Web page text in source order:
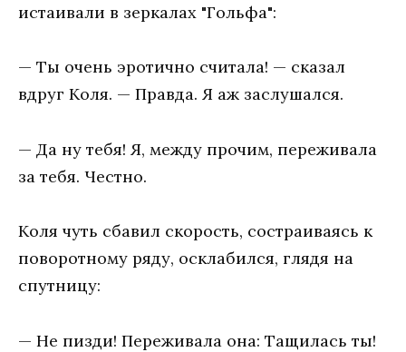
истаивали в зеркалах "Гольфа":
— Ты очень эротично считала! — сказал
вдруг Коля. — Правда. Я аж заслушался.
— Да ну тебя! Я, между прочим, переживала
за тебя. Честно.
Коля чуть сбавил скорость, состраиваясь к
поворотному ряду, осклабился, глядя на
спутницу:
— Не пизди! Переживала она: Тащилась ты!